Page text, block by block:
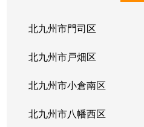
北九州市門司区
北九州市戸畑区
北九州市小倉南区
北九州市八幡西区